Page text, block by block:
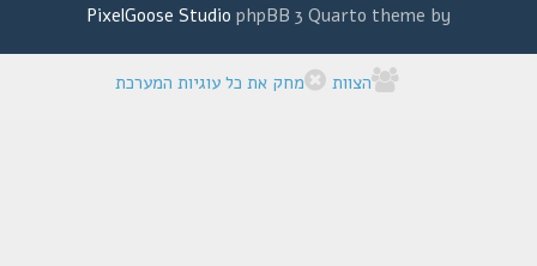
phpBB 3 Quarto theme by
PixelGoose Studio
הצוות מחק את כל עוגיות המערכת